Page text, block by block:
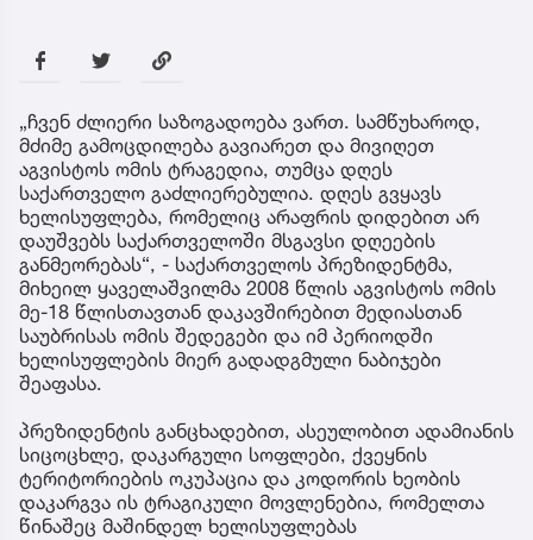
„ჩვენ ძლიერი საზოგადოება ვართ. სამწუხაროდ,
მძიმე გამოცდილება გავიარეთ და მივიღეთ
აგვისტოს ომის ტრაგედია, თუმცა დღეს
საქართველო გაძლიერებულია. დღეს გვყავს
ხელისუფლება, რომელიც არაფრის დიდებით არ
დაუშვებს საქართველოში მსგავსი დღეების
განმეორებას“, - საქართველოს პრეზიდენტმა,
მიხეილ ყაველაშვილმა 2008 წლის აგვისტოს ომის
მე-18 წლისთავთან დაკავშირებით მედიასთან
საუბრისას ომის შედეგები და იმ პერიოდში
ხელისუფლების მიერ გადადგმული ნაბიჯები
შეაფასა.
პრეზიდენტის განცხადებით, ასეულობით ადამიანის
სიცოცხლე, დაკარგული სოფლები, ქვეყნის
ტერიტორიების ოკუპაცია და კოდორის ხეობის
დაკარგვა ის ტრაგიკული მოვლენებია, რომელთა
წინაშეც მაშინდელ ხელისუფლებას